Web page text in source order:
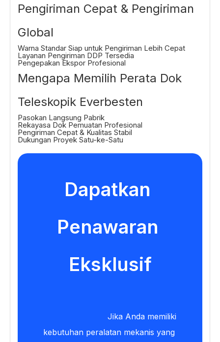
Pengiriman Cepat & Pengiriman
Global
Warna Standar Siap untuk Pengiriman Lebih Cepat
Layanan Pengiriman DDP Tersedia
Pengepakan Ekspor Profesional
Mengapa Memilih Perata Dok
Teleskopik Everbesten
Pasokan Langsung Pabrik
Rekayasa Dok Pemuatan Profesional
Pengiriman Cepat & Kualitas Stabil
Dukungan Proyek Satu-ke-Satu
Dapatkan
Penawaran
Eksklusif
Jika Anda memiliki
kebutuhan peralatan mekanis yang